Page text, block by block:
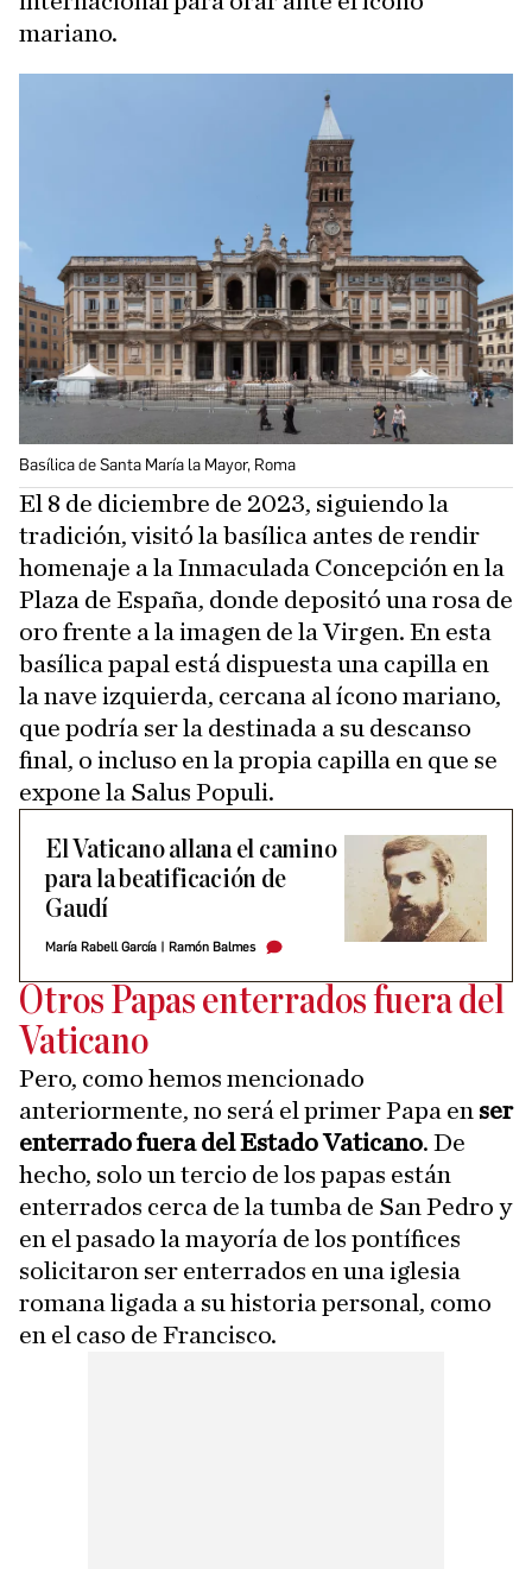
mariano.
Basílica de Santa María la Mayor, Roma
El 8 de diciembre de 2023, siguiendo la
tradición, visitó la basílica antes de rendir
homenaje a la Inmaculada Concepción en la
Plaza de España, donde depositó una rosa de
oro frente a la imagen de la Virgen. En esta
basílica papal está dispuesta una capilla en
la nave izquierda, cercana al ícono mariano,
que podría ser la destinada a su descanso
final, o incluso en la propia capilla en que se
expone la Salus Populi.
El Vaticano allana el camino
para la beatificación de
Gaudí
María Rabell García Ramón Balmes
Otros Papas enterrados fuera del
Vaticano
Pero, como hemos mencionado
anteriormente, no será el primer Papa en ser
enterrado fuera del Estado Vaticano. De
hecho, solo un tercio de los papas están
enterrados cerca de la tumba de San Pedro y
en el pasado la mayoría de los pontífices
solicitaron ser enterrados en una iglesia
romana ligada a su historia personal, como
en el caso de Francisco.